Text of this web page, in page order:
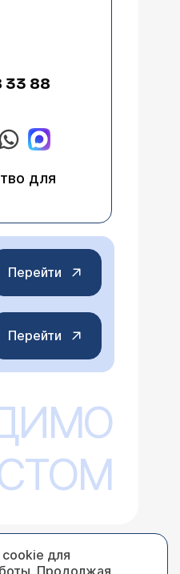
33 88
для
Перейти
Перейти
cookie для
Продолжая